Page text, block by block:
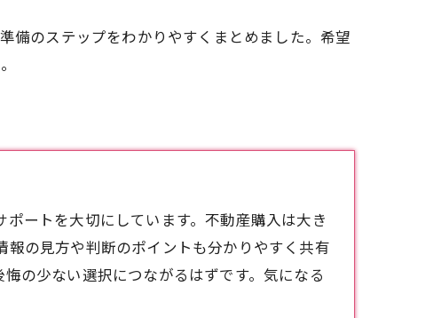
備のステップをわかりやすくまとめました。希望
ートを大切にしています。不動産購入は大き
の見方や判断のポイントも分かりやすく共有
の少ない選択につながるはずです。気になる